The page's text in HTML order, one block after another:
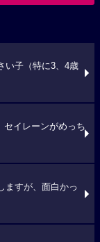
い子（特に3、4歳
イレーンがめっち
ますが、面白かっ